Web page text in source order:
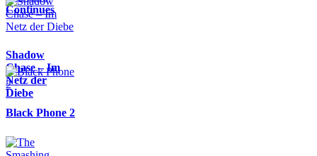
Continues
Shadow
Chase – Im
Netz der
Diebe
Black Phone 2